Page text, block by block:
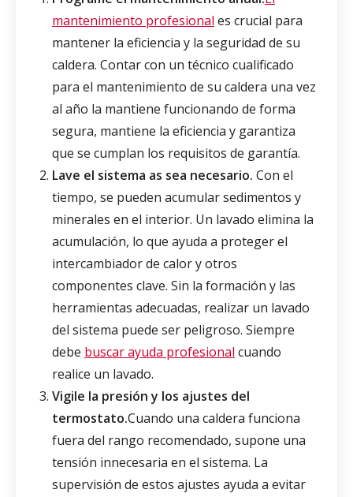
mantenimiento profesional es crucial para
mantener la eficiencia y la seguridad de su
caldera. Contar con un técnico cualificado
para el mantenimiento de su caldera una vez
al año la mantiene funcionando de forma
segura, mantiene la eficiencia y garantiza
que se cumplan los requisitos de garantía.
Lave el sistema as sea necesario. Con el
tiempo, se pueden acumular sedimentos y
minerales en el interior. Un lavado elimina la
acumulación, lo que ayuda a proteger el
intercambiador de calor y otros
componentes clave. Sin la formación y las
herramientas adecuadas, realizar un lavado
del sistema puede ser peligroso. Siempre
debe buscar ayuda profesional cuando
realice un lavado.
Vigile la presión y los ajustes del
termostato.Cuando una caldera funciona
fuera del rango recomendado, supone una
tensión innecesaria en el sistema. La
supervisión de estos ajustes ayuda a evitar